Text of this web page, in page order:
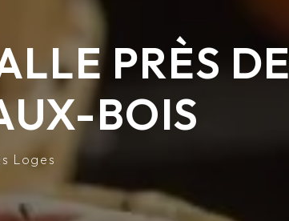
PRÈS DE
BOIS
Loges